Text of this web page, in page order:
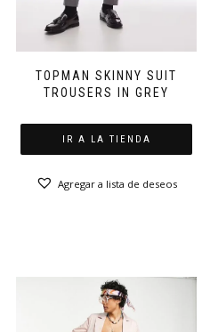
TOPMAN SKINNY SUIT
TROUSERS IN GREY
IR A LA TIENDA
Agregar a lista de deseos